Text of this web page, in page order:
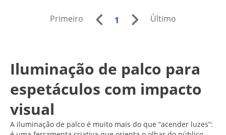
Primeiro 1 Último
Iluminação de palco para
espetáculos com impacto
visual
A iluminação de palco é muito mais do que “acender luzes”: